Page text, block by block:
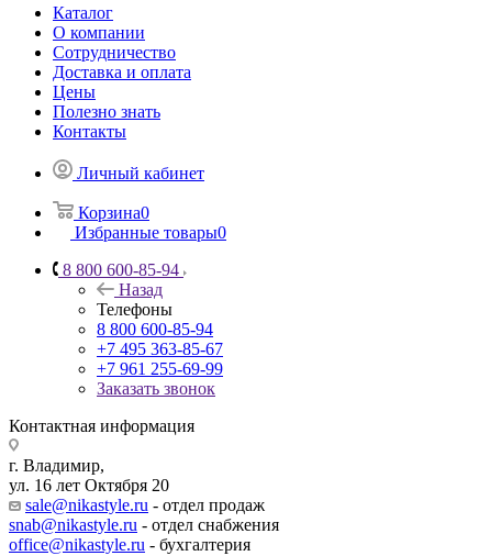
Каталог
О компании
Сотрудничество
Доставка и оплата
Цены
Полезно знать
Контакты
Личный кабинет
Корзина0
Избранные товары0
8 800 600-85-94
Назад
Телефоны
8 800 600-85-94
+7 495 363-85-67
+7 961 255-69-99
Заказать звонок
Контактная информация
г. Владимир,
ул. 16 лет Октября 20
sale@nikastyle.ru - отдел продаж
snab@nikastyle.ru - отдел снабжения
office@nikastyle.ru - бухгалтерия